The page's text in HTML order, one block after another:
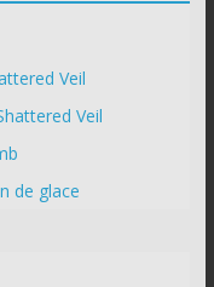
Veil
Veil
de glace